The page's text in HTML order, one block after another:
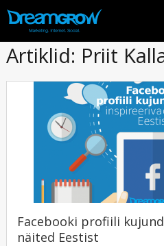
Artiklid: Priit
Facebooki profiili
näited Eestist